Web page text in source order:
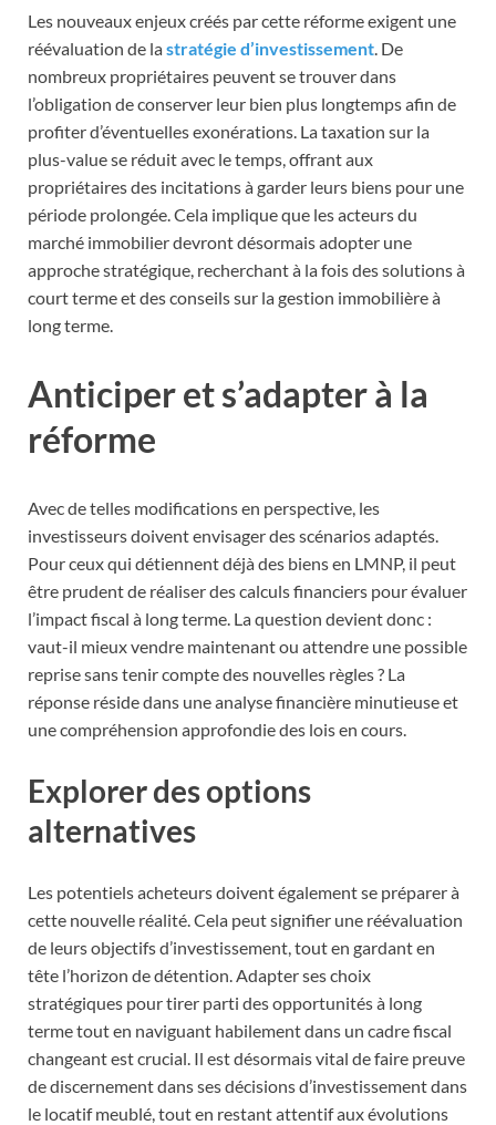
Les nouveaux enjeux créés par cette réforme exigent une
réévaluation de lastratégie d’investissement. De
nombreux propriétaires peuvent se trouver dans
l’obligation de conserver leur bien plus longtemps afin de
profiter d’éventuelles exonérations. La taxation sur la
plus-value se réduit avec le temps, offrant aux
propriétaires des incitations à garder leurs biens pour une
période prolongée. Cela implique que les acteurs du
marché immobilier devront désormais adopter une
approche stratégique, recherchant à la fois des solutions à
court terme et des conseils sur la gestion immobilière à
long terme.
Anticiper et s’adapter à la
réforme
Avec de telles modifications en perspective, les
investisseurs doivent envisager des scénarios adaptés.
Pour ceux qui détiennent déjà des biens en LMNP, il peut
être prudent de réaliser des calculs financiers pour évaluer
l’impact fiscal à long terme. La question devient donc :
vaut-il mieux vendre maintenant ou attendre une possible
reprise sans tenir compte des nouvelles règles ? La
réponse réside dans une analyse financière minutieuse et
une compréhension approfondie des lois en cours.
Explorer des options
alternatives
Les potentiels acheteurs doivent également se préparer à
cette nouvelle réalité. Cela peut signifier une réévaluation
de leurs objectifs d’investissement, tout en gardant en
tête l’horizon de détention. Adapter ses choix
stratégiques pour tirer parti des opportunités à long
terme tout en naviguant habilement dans un cadre fiscal
changeant est crucial. Il est désormais vital de faire preuve
de discernement dans ses décisions d’investissement dans
le locatif meublé, tout en restant attentif aux évolutions